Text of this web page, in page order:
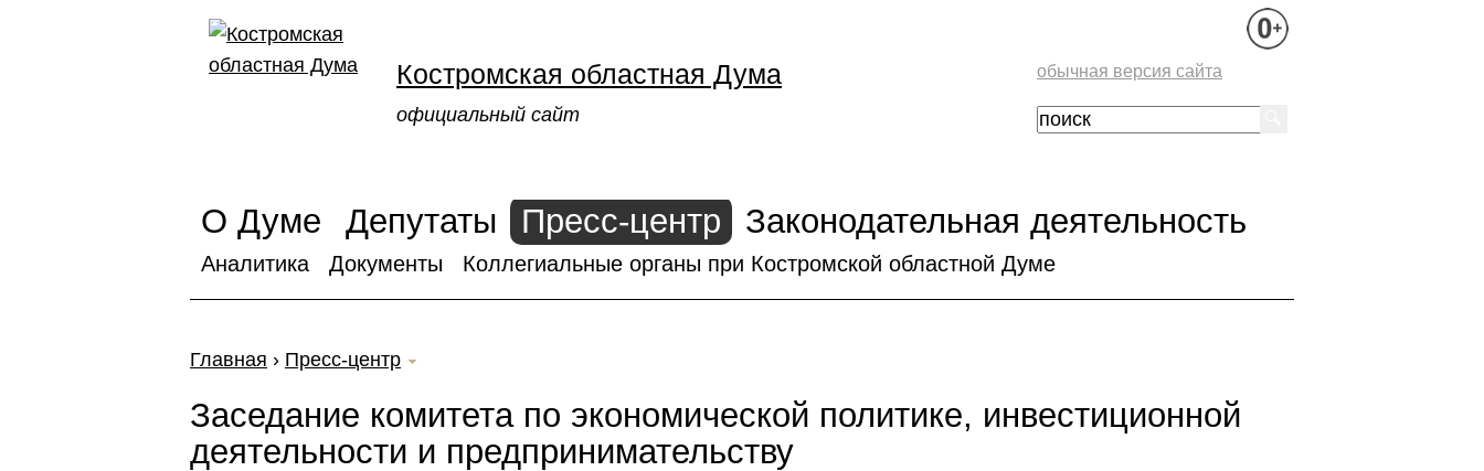
Костромская областная Дума
официальный сайт
обычная версия сайта
О Думе Депутаты Пресс-центр Законодательная деятельность
Аналитика Документы Коллегиальные органы при Костромской областной Думе
Главная › Пресс-центр
Заседание комитета по экономической политике, инвестиционной
деятельности и предпринимательству